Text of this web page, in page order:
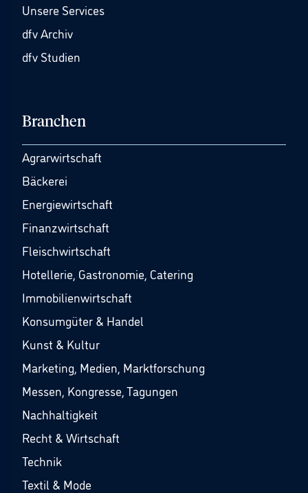
Unsere Services
dfv Archiv
dfv Studien
Branchen
Agrarwirtschaft
Bäckerei
Energiewirtschaft
Finanzwirtschaft
Fleischwirtschaft
Hotellerie, Gastronomie, Catering
Immobilienwirtschaft
Konsumgüter & Handel
Kunst & Kultur
Marketing, Medien, Marktforschung
Messen, Kongresse, Tagungen
Nachhaltigkeit
Recht & Wirtschaft
Technik
Textil & Mode